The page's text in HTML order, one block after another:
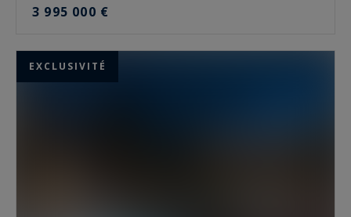
3 995 000 €
EXCLUSIVITÉ